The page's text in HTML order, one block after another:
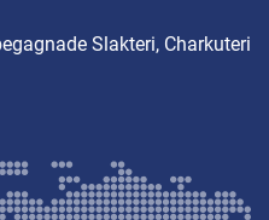
Slakteri, Charkuteri